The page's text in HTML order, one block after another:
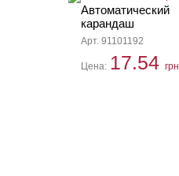
Автоматический
карандаш
Арт. 91101192
Цена: 17.54 грн